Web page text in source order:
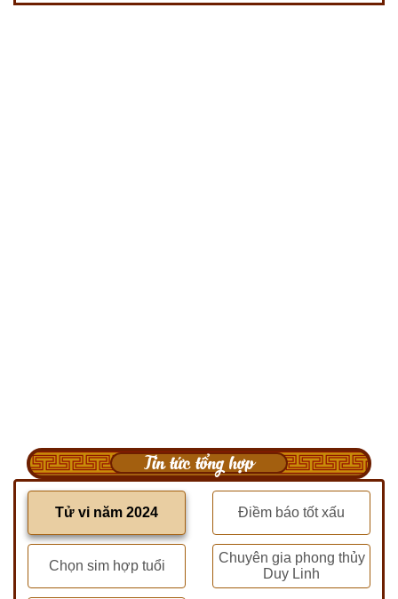
Tin tức tổng hợp
Tử vi năm 2024 Điềm báo tốt xấu
Chọn sim hợp tuổi
Chuyên gia phong thủy
Duy Linh